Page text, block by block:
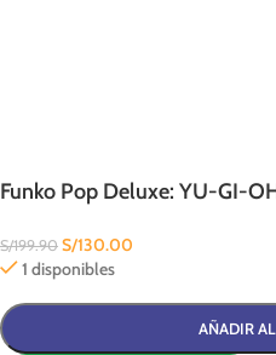
Funko Pop Deluxe: YU-GI-
S/199.90 S/130.00
1 disponibles
AÑADIR